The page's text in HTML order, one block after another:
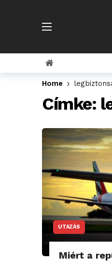
Home
Címke:
UTAZÁS
Miért a